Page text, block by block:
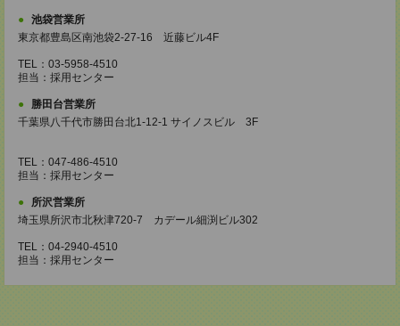
池袋営業所
東京都豊島区南池袋2-27-16 近藤ビル4F
TEL：03-5958-4510
担当：採用センター
勝田台営業所
千葉県八千代市勝田台北1-12-1 サイノスビル 3F
TEL：047-486-4510
担当：採用センター
所沢営業所
埼玉県所沢市北秋津720-7 カデール細渕ビル302
TEL：04-2940-4510
担当：採用センター